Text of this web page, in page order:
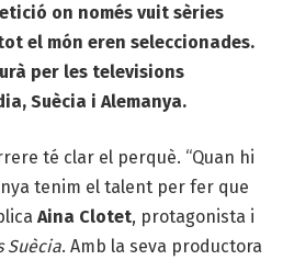
on només vuit sèries
el món eren seleccionades.
per les televisions
Suècia i Alemanya.
té clar el perquè. “Quan hi
tenim el talent per fer que
Aina Clotet, protagonista i
Suècia. Amb la seva productora